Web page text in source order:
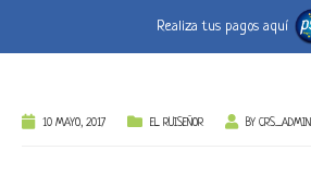
Realiza tus pagos aquí
10 MAYO, 2017 EL RUISEÑOR BY CRS_ADMIN